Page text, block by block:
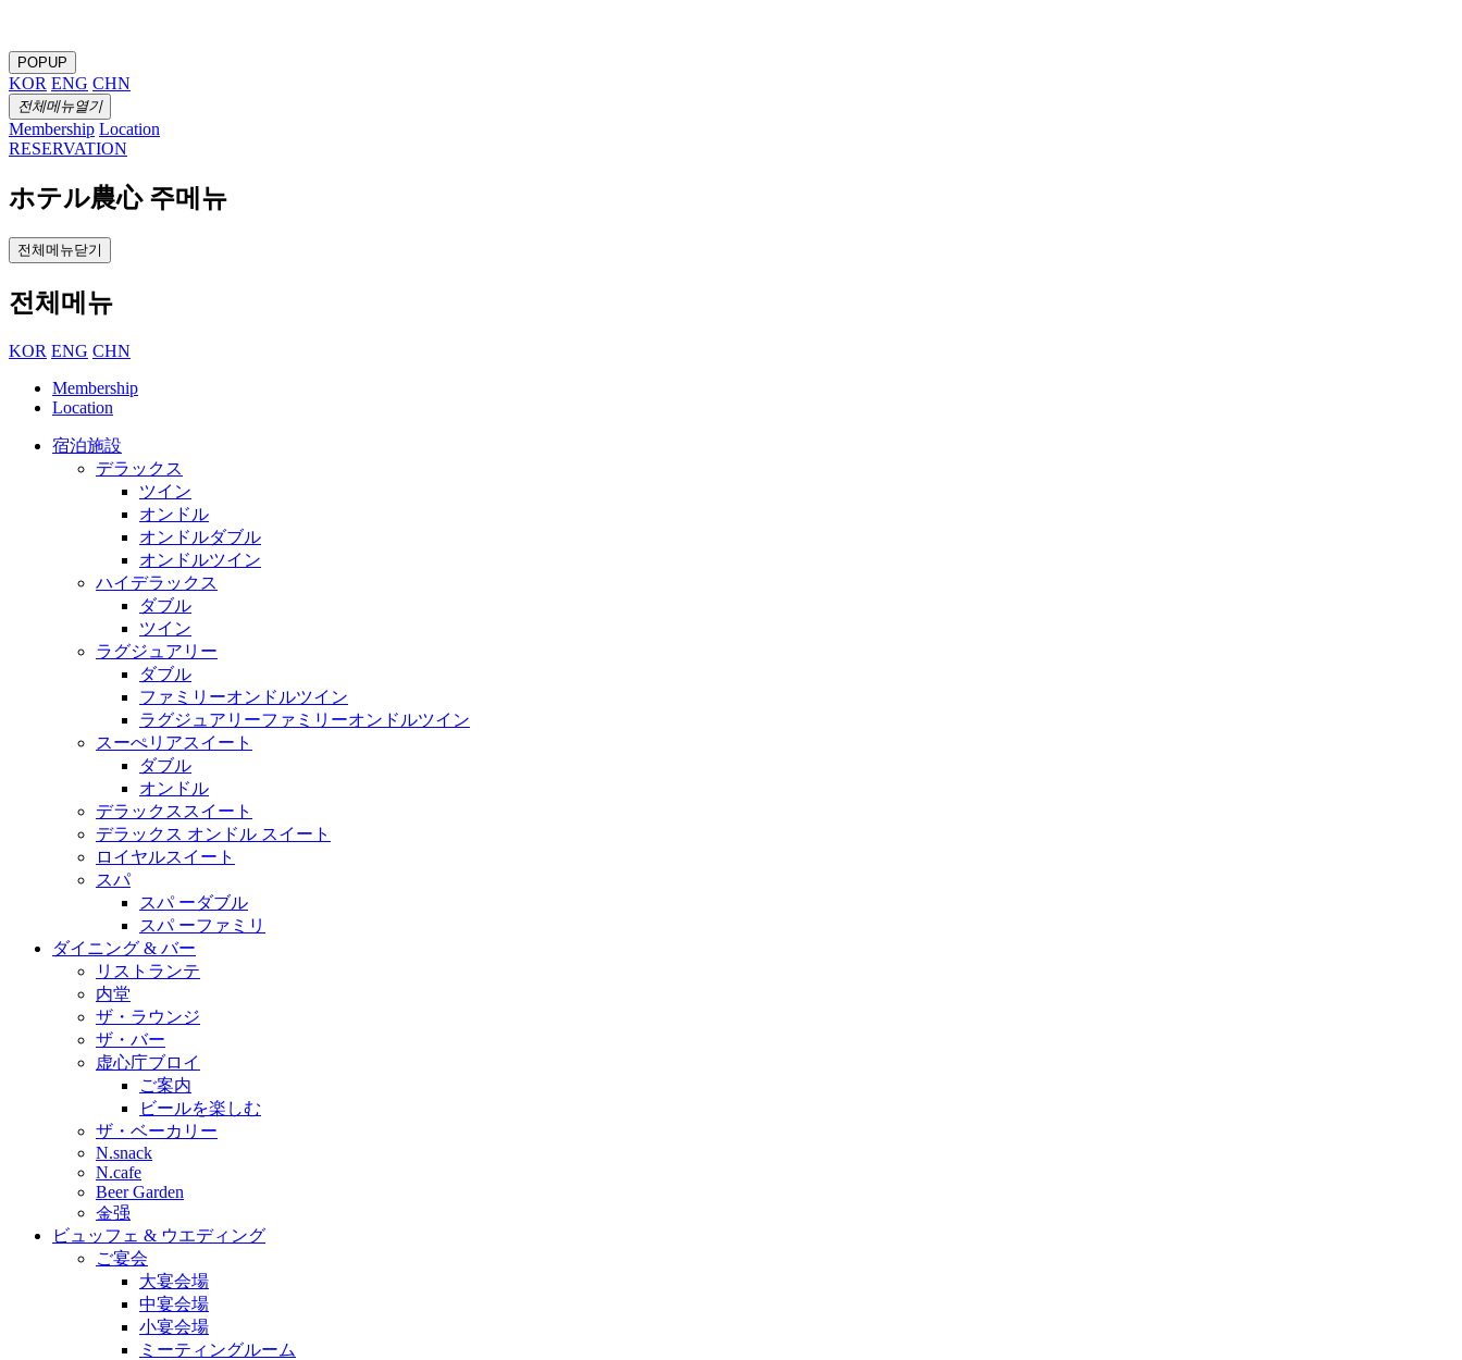
POPUP
KOR ENG CHN
전체메뉴열기
Membership Location
RESERVATION
ホテル農心 주메뉴
전체메뉴닫기
전체메뉴
KOR ENG CHN
Membership
Location
宿泊施設
デラックス
ツイン
オンドル
オンドルダブル
オンドルツイン
ハイデラックス
ダブル
ツイン
ラグジュアリー
ダブル
ファミリーオンドルツイン
ラグジュアリーファミリーオンドルツイン
スーぺリアスイート
ダブル
オンドル
デラックススイート
デラックス オンドル スイート
ロイヤルスイート
スパ
スパ ーダブル
スパ ーファミリ
ダイニング & バー
リストランテ
内堂
ザ・ラウンジ
ザ・バー
虚心庁ブロイ
ご案内
ビールを楽しむ
ザ・ベーカリー
N.snack
N.cafe
Beer Garden
金强
ビュッフェ & ウエディング
ご宴会
大宴会場
中宴会場
小宴会場
ミーティングルーム